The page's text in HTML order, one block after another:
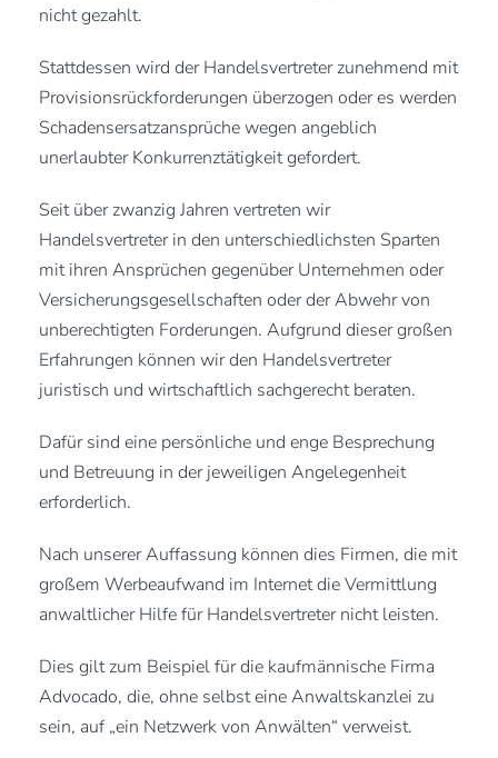
nicht gezahlt.
Stattdessen wird der Handelsvertreter zunehmend mit
Provisionsrückforderungen überzogen oder es werden
Schadensersatzansprüche wegen angeblich
unerlaubter Konkurrenztätigkeit gefordert.
Seit über zwanzig Jahren vertreten wir
Handelsvertreter in den unterschiedlichsten Sparten
mit ihren Ansprüchen gegenüber Unternehmen oder
Versicherungsgesellschaften oder der Abwehr von
unberechtigten Forderungen. Aufgrund dieser großen
Erfahrungen können wir den Handelsvertreter
juristisch und wirtschaftlich sachgerecht beraten.
Dafür sind eine persönliche und enge Besprechung
und Betreuung in der jeweiligen Angelegenheit
erforderlich.
Nach unserer Auffassung können dies Firmen, die mit
großem Werbeaufwand im Internet die Vermittlung
anwaltlicher Hilfe für Handelsvertreter nicht leisten.
Dies gilt zum Beispiel für die kaufmännische Firma
Advocado, die, ohne selbst eine Anwaltskanzlei zu
sein, auf „ein Netzwerk von Anwälten“ verweist.